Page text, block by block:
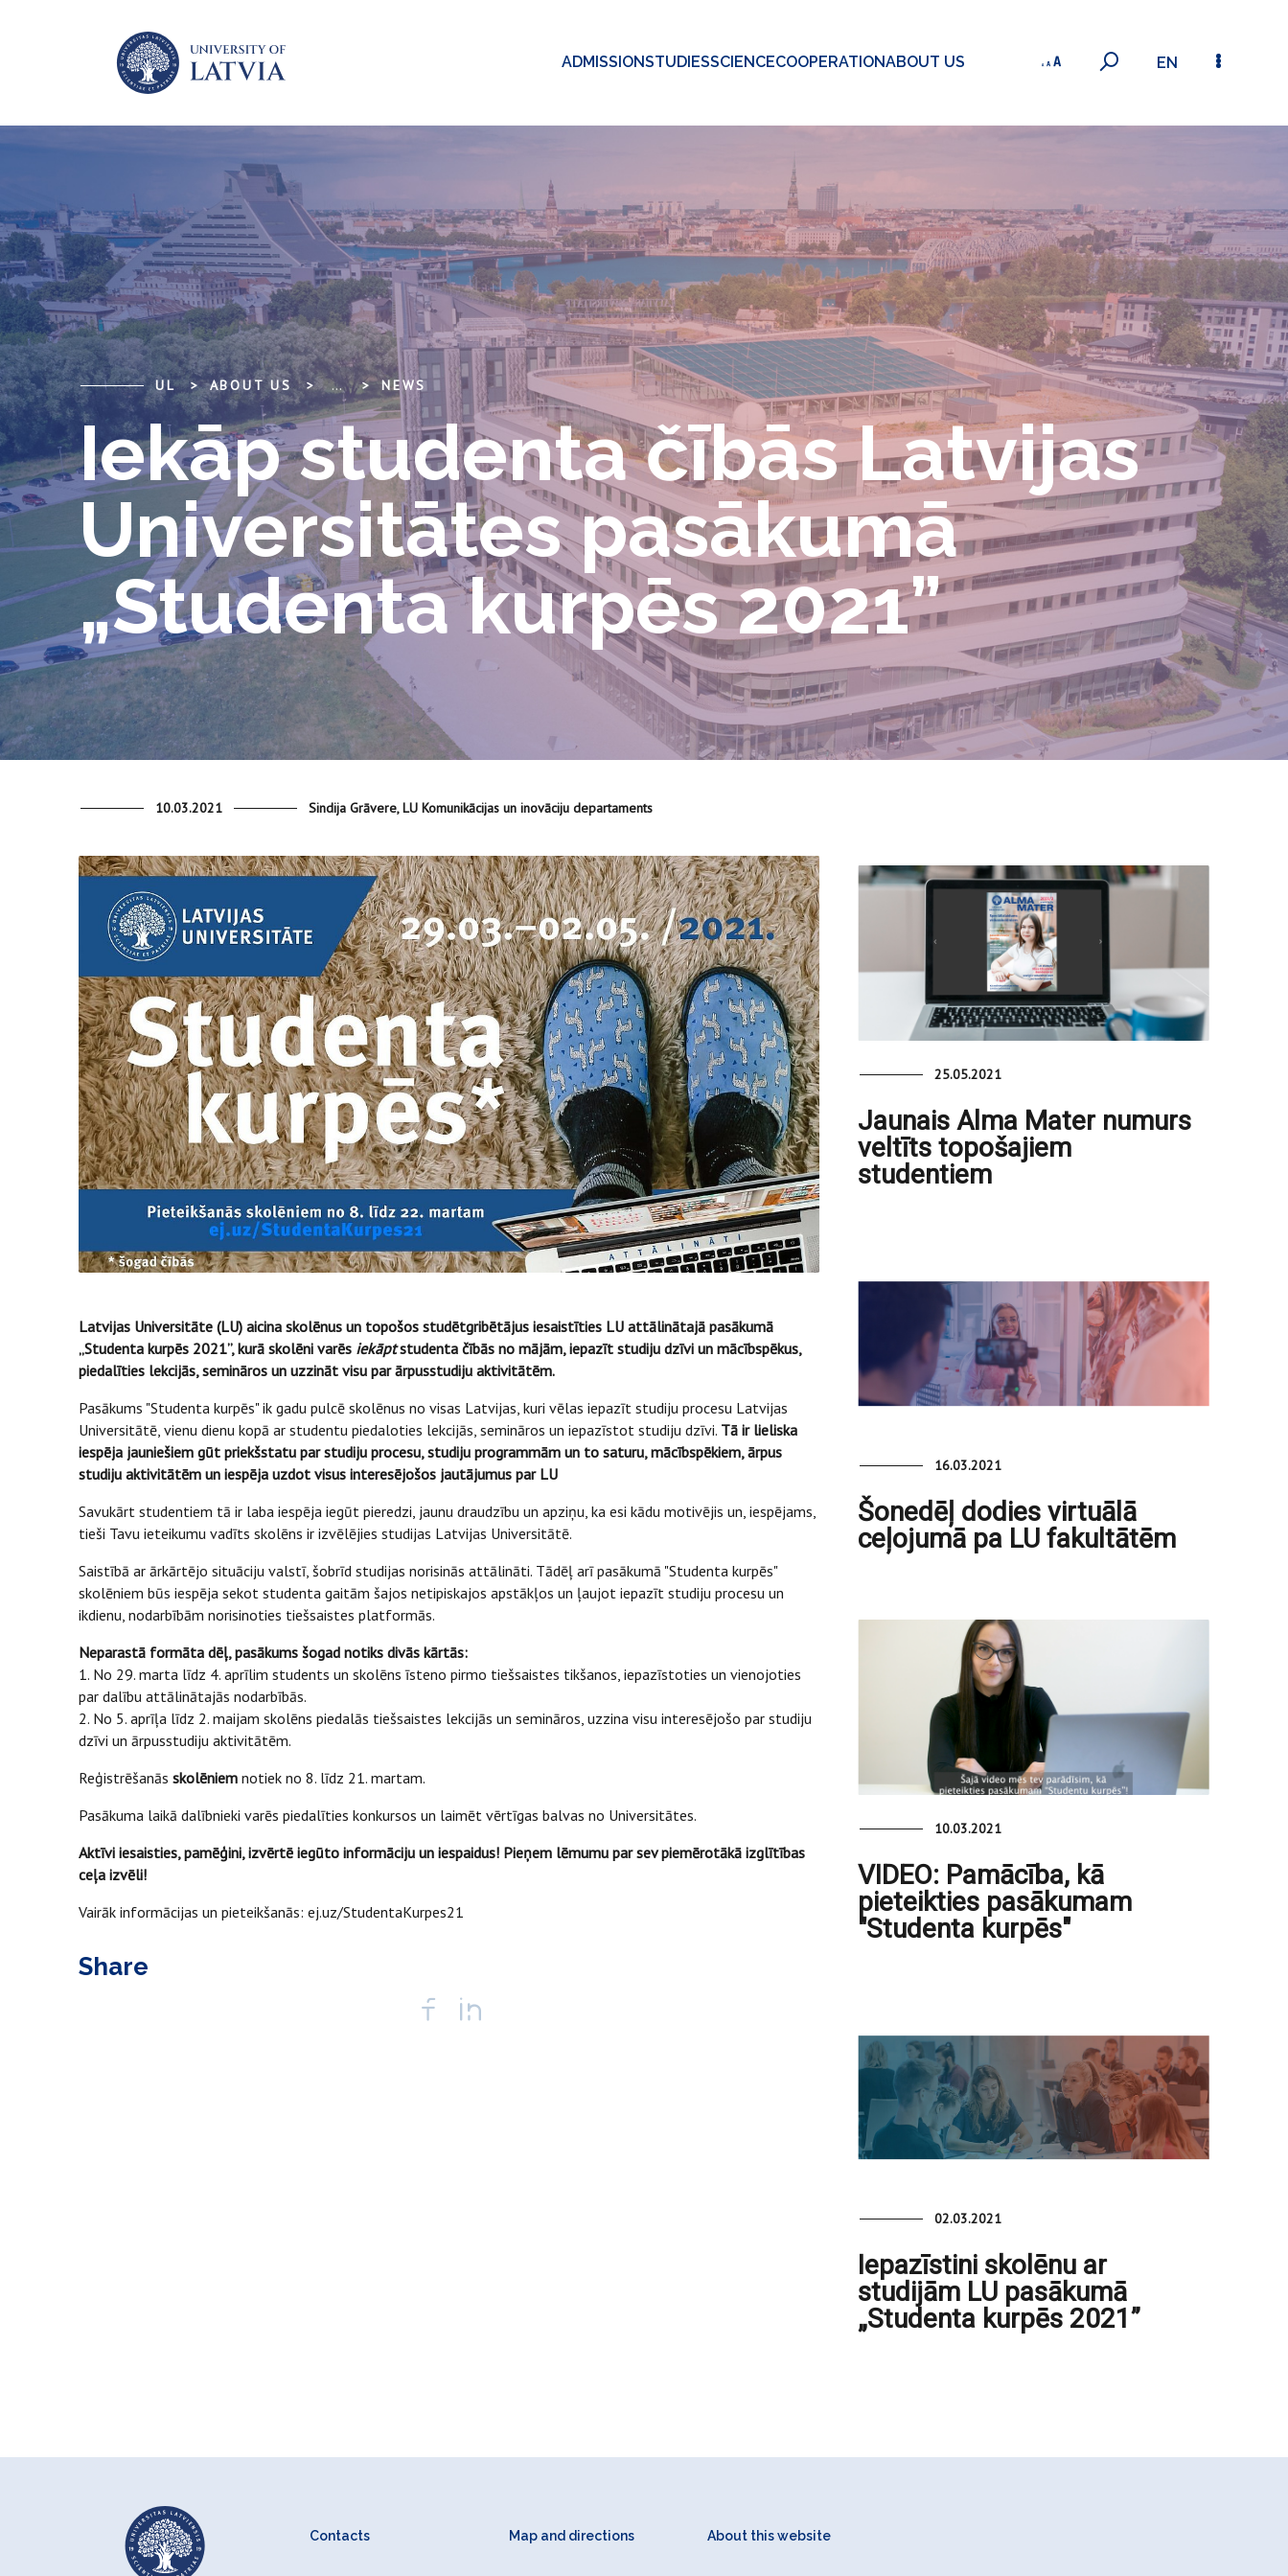
ADMISSIONSTUDIESSCIENCECOOPERATIONABOUT US EN
UL ABOUT US ... NEWS
Iekāp studenta čībās Latvijas
Universitātes pasākumā
„Studenta kurpēs 2021”
10.03.2021 Sindija Grāvere, LU Komunikācijas un inovāciju departaments
Latvijas Universitāte (LU) aicina skolēnus un topošos studētgribētājus iesaistīties LU attālinātajā pasākumā
„Studenta kurpēs 2021”, kurā skolēni varēs iekāptstudenta čībās no mājām, iepazīt studiju dzīvi un mācībspēkus,
piedalīties lekcijās, semināros un uzzināt visu par ārpusstudiju aktivitātēm.
Pasākums "Studenta kurpēs" ik gadu pulcē skolēnus no visas Latvijas, kuri vēlas iepazīt studiju procesu Latvijas
Universitātē, vienu dienu kopā ar studentu piedaloties lekcijās, semināros un iepazīstot studiju dzīvi. Tā ir lieliska
iespēja jauniešiem gūt priekšstatu par studiju procesu, studiju programmām un to saturu, mācībspēkiem, ārpus
studiju aktivitātēm un iespēja uzdot visus interesējošos jautājumus par LU
Savukārt studentiem tā ir laba iespēja iegūt pieredzi, jaunu draudzību un apziņu, ka esi kādu motivējis un, iespējams,
tieši Tavu ieteikumu vadīts skolēns ir izvēlējies studijas Latvijas Universitātē.
Saistībā ar ārkārtējo situāciju valstī, šobrīd studijas norisinās attālināti. Tādēļ arī pasākumā "Studenta kurpēs"
skolēniem būs iespēja sekot studenta gaitām šajos netipiskajos apstākļos un ļaujot iepazīt studiju procesu un
ikdienu, nodarbībām norisinoties tiešsaistes platformās.
Neparastā formāta dēļ, pasākums šogad notiks divās kārtās:
1. No 29. marta līdz 4. aprīlim students un skolēns īsteno pirmo tiešsaistes tikšanos, iepazīstoties un vienojoties
par dalību attālinātajās nodarbībās.
2. No 5. aprīļa līdz 2. maijam skolēns piedalās tiešsaistes lekcijās un semināros, uzzina visu interesējošo par studiju
dzīvi un ārpusstudiju aktivitātēm.
Reģistrēšanās skolēniem notiek no 8. līdz 21. martam.
Pasākuma laikā dalībnieki varēs piedalīties konkursos un laimēt vērtīgas balvas no Universitātes.
Aktīvi iesaisties, pamēģini, izvērtē iegūto informāciju un iespaidus! Pieņem lēmumu par sev piemērotākā izglītības
ceļa izvēli!
Vairāk informācijas un pieteikšanās: ej.uz/StudentaKurpes21
Share
25.05.2021
Jaunais Alma Mater numurs
veltīts topošajiem
studentiem
16.03.2021
Šonedēļ dodies virtuālā
ceļojumā pa LU fakultātēm
10.03.2021
VIDEO: Pamācība, kā
pieteikties pasākumam
"Studenta kurpēs"
02.03.2021
Iepazīstini skolēnu ar
studijām LU pasākumā
„Studenta kurpēs 2021”
Contacts Map and directions About this website